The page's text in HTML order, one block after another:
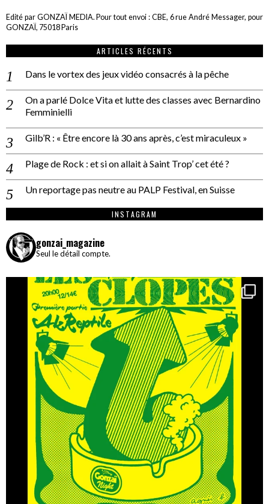
Edité par GONZAÏ MEDIA. Pour tout envoi : CBE, 6 rue André Messager, pour
GONZAÏ, 75018 Paris
ARTICLES RÉCENTS
Dans le vortex des jeux vidéo consacrés à la pêche
On a parlé Dolce Vita et lutte des classes avec Bernardino
Femminielli
Gilb’R : « Être encore là 30 ans après, c’est miraculeux »
Plage de Rock : et si on allait à Saint Trop’ cet été ?
Un reportage pas neutre au PALP Festival, en Suisse
INSTAGRAM
gonzai_magazine
Seul le détail compte.